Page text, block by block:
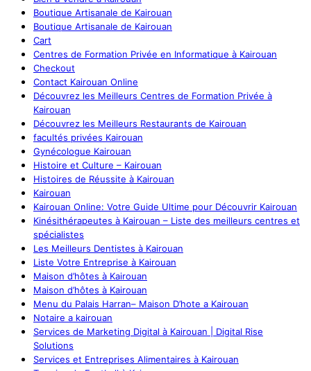
Boutique Artisanale de Kairouan
Boutique Artisanale de Kairouan
Cart
Centres de Formation Privée en Informatique à Kairouan
Checkout
Contact Kairouan Online
Découvrez les Meilleurs Centres de Formation Privée à
Kairouan
Découvrez les Meilleurs Restaurants de Kairouan
facultés privées Kairouan
Gynécologue Kairouan
Histoire et Culture – Kairouan
Histoires de Réussite à Kairouan
Kairouan
Kairouan Online: Votre Guide Ultime pour Découvrir Kairouan
Kinésithérapeutes à Kairouan – Liste des meilleurs centres et
spécialistes
Les Meilleurs Dentistes à Kairouan
Liste Votre Entreprise à Kairouan
Maison d’hôtes à Kairouan
Maison d’hôtes à Kairouan
Menu du Palais Harran– Maison D’hote a Kairouan
Notaire a kairouan
Services de Marketing Digital à Kairouan | Digital Rise
Solutions
Services et Entreprises Alimentaires à Kairouan